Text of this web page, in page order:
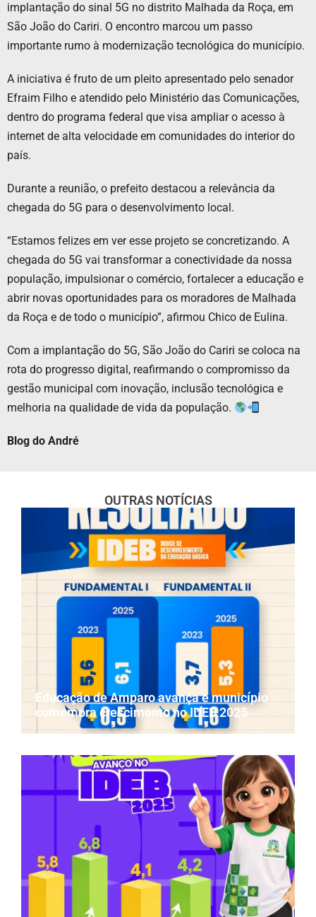
implantação do sinal 5G no distrito Malhada da Roça, em
São João do Cariri. O encontro marcou um passo
importante rumo à modernização tecnológica do município.
A iniciativa é fruto de um pleito apresentado pelo senador
Efraim Filho e atendido pelo Ministério das Comunicações,
dentro do programa federal que visa ampliar o acesso à
internet de alta velocidade em comunidades do interior do
país.
Durante a reunião, o prefeito destacou a relevância da
chegada do 5G para o desenvolvimento local.
“Estamos felizes em ver esse projeto se concretizando. A
chegada do 5G vai transformar a conectividade da nossa
população, impulsionar o comércio, fortalecer a educação e
abrir novas oportunidades para os moradores de Malhada
da Roça e de todo o município”, afirmou Chico de Eulina.
Com a implantação do 5G, São João do Cariri se coloca na
rota do progresso digital, reafirmando o compromisso da
gestão municipal com inovação, inclusão tecnológica e
melhoria na qualidade de vida da população.
Blog do André
OUTRAS NOTÍCIAS
Educação de Amparo avança e município
comemora crescimento no IDEB 2025